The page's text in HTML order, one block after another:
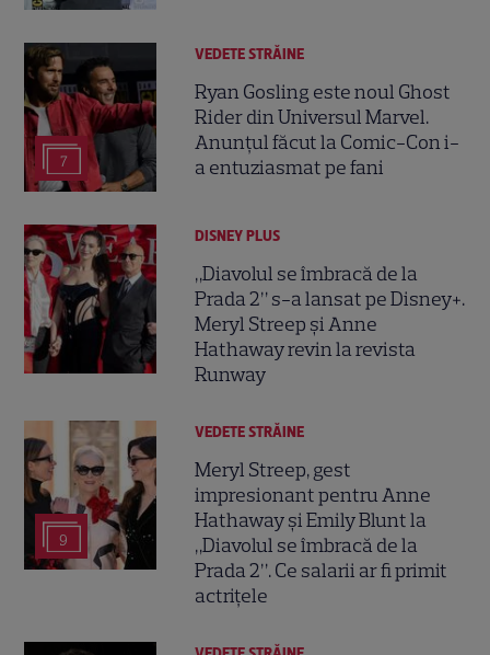
7
VEDETE STRĂINE
Ryan Gosling este noul Ghost
Rider din Universul Marvel.
Anunțul făcut la Comic-Con i-
a entuziasmat pe fani
DISNEY PLUS
„Diavolul se îmbracă de la
Prada 2” s-a lansat pe Disney+.
Meryl Streep și Anne
Hathaway revin la revista
Runway
9
VEDETE STRĂINE
Meryl Streep, gest
impresionant pentru Anne
Hathaway și Emily Blunt la
„Diavolul se îmbracă de la
Prada 2”. Ce salarii ar fi primit
actrițele